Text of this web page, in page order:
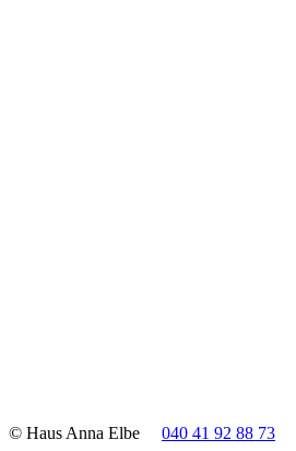
© Haus Anna Elbe 040 41 92 88 73